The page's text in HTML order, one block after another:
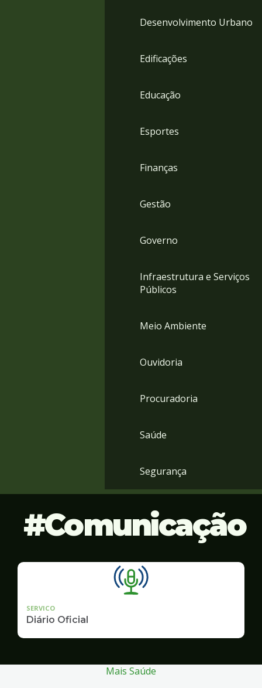
Desenvolvimento Urbano
Edificações
Educação
Esportes
Finanças
Gestão
Governo
Infraestrutura e Serviços
Públicos
Meio Ambiente
Ouvidoria
Procuradoria
Saúde
Segurança
Comunicação
SERVICO
Diário Oficial
Mais Saúde